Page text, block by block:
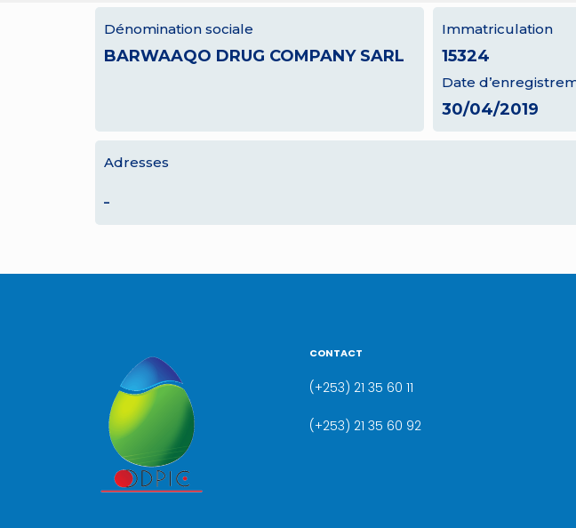
Dénomination sociale
BARWAAQO DRUG COMPANY SARL
Immatriculation
15324
Date
30/04/2019
Adresses
–
CONTACT
(+253) 21 35 60 11
(+253) 21 35 60 92